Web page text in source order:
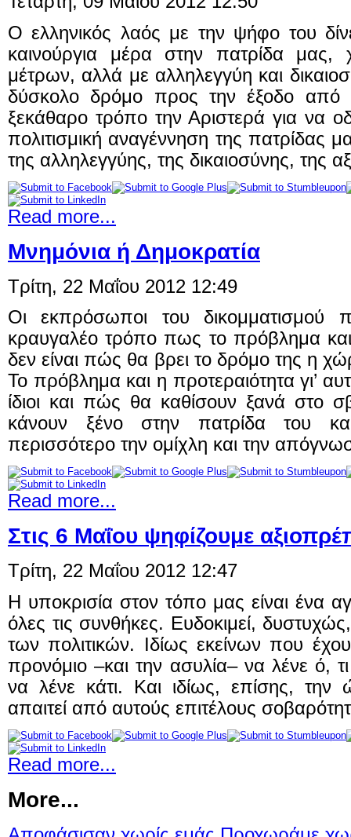
Ο ελληνικός λαός με την ψήφο του
καινούργια μέρα στην πατρίδα μας,
μέτρων, αλλά με αλληλεγγύη και
δύσκολο δρόμο προς την έξοδο από
ξεκάθαρο τρόπο την Αριστερά για να
πολιτισμική αναγέννηση της πατρίδας
της αλληλεγγύης, της δικαιοσύνης, της
Read more...
Μνημόνια ή Δημοκρατία
Τρίτη, 22 Μαΐου 2012 12:49
Οι εκπρόσωποι του δικομματισμού
κραυγαλέο τρόπο πως το πρόβλημα και
δεν είναι πώς θα βρει το δρόμο της η
Το πρόβλημα και η προτεραιότητα γι’
ίδιοι και πώς θα καθίσουν ξανά στο
κάνουν ξένο στην πατρίδα του
περισσότερο την ομίχλη και την
Read more...
Στις 6 Μαΐου ψηφίζουμε
Τρίτη, 22 Μαΐου 2012 12:47
Η υποκρισία στον τόπο μας είναι ένα
όλες τις συνθήκες. Ευδοκιμεί,
των πολιτικών. Ιδίως εκείνων που
προνόμιο –και την ασυλία– να λένε ό,
να λένε κάτι. Και ιδίως, επίσης,
απαιτεί από αυτούς επιτέλους
Read more...
More...